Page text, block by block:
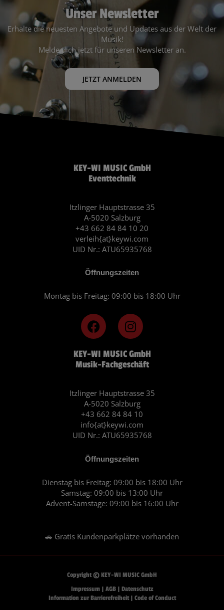
Unser Newsletter
Erhalte die neuesten Angebote und Updates aus der Welt der
Musik!
Melde dich jetzt für unseren Newsletter an.
JETZT ANMELDEN
KEY-WI MUSIC GmbH
Musik-Fachgeschäft
Itzlinger Hauptstrasse 35
A-5020 Salzburg
+43 662 84 84 10
info{at}keywi.com
UID Nr.: ATU65935768
Öffnungszeiten
Dienstag bis Freitag: 09:00 bis 18:00 Uhr
Samstag: 09:00 bis 13:00 Uhr
Advent-Samstage: 09:00 bis 16:00 Uhr
🚗 Gratis Kundenparkplätze vorhanden
F
a
c
e
b
o
k
I
n
s
t
a
r
a
m
KEY-WI MUSIC GmbH
Eventtechnik
Itzlinger Hauptstrasse 35
A-5020 Salzburg
+43 662 84 84 10 20
verleih{at}keywi.com
UID Nr.: ATU65935768
Öffnungszeiten
Montag bis Freitag: 09:00 bis 18:00 Uhr
Copyright © KEY-WI MUSIC GmbH
Impressum| AGB| Datenschutz
Information zur Barrierefreiheit| Code of Conduct